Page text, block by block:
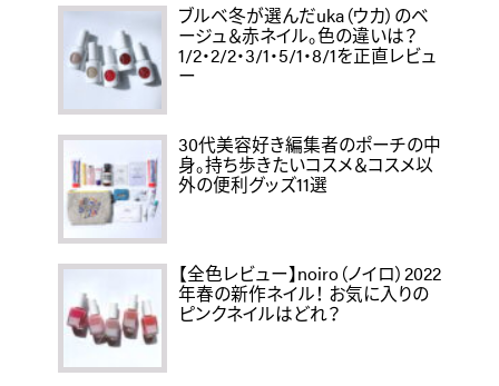
ブルベ冬が選んだuka（ウカ）のベ
ージュ＆赤ネイル。色の違いは？
1/2・2/2・3/1・5/1・8/1を正直レビュ
ー
30代美容好き編集者のポーチの中
身。持ち歩きたいコスメ＆コスメ以
外の便利グッズ11選
【全色レビュー】noiro（ノイロ）2022
年春の新作ネイル！ お気に入りの
ピンクネイルはどれ？